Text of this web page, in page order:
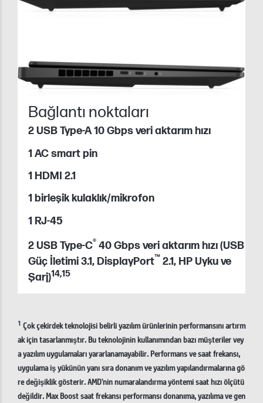
Bağlantı noktaları
2 USB Type-A 10 Gbps veri aktarım hızı
1 AC smart pin
1 HDMI 2.1
1 birleşik kulaklık/mikrofon
1 RJ-45
2 USB Type-C® 40 Gbps veri aktarım hızı (USB
Güç İletimi 3.1, DisplayPort™ 2.1, HP Uyku ve
Şarj)14,15
1 Çok çekirdek teknolojisi belirli yazılım ürünlerinin performansını artırm
ak için tasarlanmıştır. Bu teknolojinin kullanımından bazı müşteriler vey
a yazılım uygulamaları yararlanamayabilir. Performans ve saat frekansı,
uygulama iş yükünün yanı sıra donanım ve yazılım yapılandırmalarına gö
re değişiklik gösterir. AMD'nin numaralandırma yöntemi saat hızı ölçütü
değildir. Max Boost saat frekansı performansı donanıma, yazılıma ve gen